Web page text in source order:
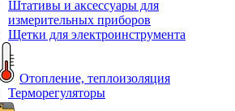
Штативы и аксессуары для
измерительных приборов
Щетки для электроинструмента
Отопление, теплоизоляция
Терморегуляторы